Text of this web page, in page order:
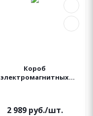
Короб
электромагнитных
2 989руб./шт.